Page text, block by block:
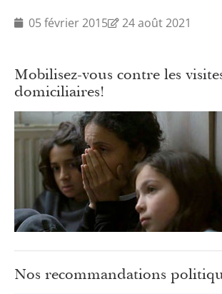
05 février 2015 24 août 2021
Mobilisez-vous contre les
domiciliaires!
Nos recommandations